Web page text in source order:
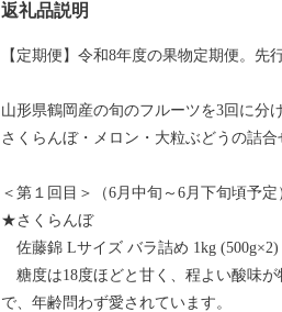
返礼品説明
【定期便】令和8年度の果物定期便。先
山形県鶴岡産の旬のフルーツを3回に分
さくらんぼ・メロン・大粒ぶどうの詰
＜第１回目＞（6月中旬～6月下旬頃予定
★さくらんぼ
佐藤錦 Lサイズ バラ詰め 1kg (500g×2)
糖度は18度ほどと甘く、程よい酸味
で、年齢問わず愛されています。